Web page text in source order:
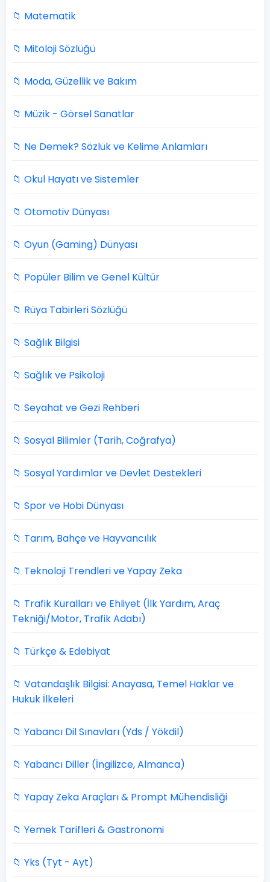
📁 Matematik
📁 Mitoloji Sözlüğü
📁 Moda, Güzellik ve Bakım
📁 Müzik - Görsel Sanatlar
📁 Ne Demek? Sözlük ve Kelime Anlamları
📁 Okul Hayatı ve Sistemler
📁 Otomotiv Dünyası
📁 Oyun (Gaming) Dünyası
📁 Popüler Bilim ve Genel Kültür
📁 Rüya Tabirleri Sözlüğü
📁 Sağlık Bilgisi
📁 Sağlık ve Psikoloji
📁 Seyahat ve Gezi Rehberi
📁 Sosyal Bilimler (Tarih, Coğrafya)
📁 Sosyal Yardımlar ve Devlet Destekleri
📁 Spor ve Hobi Dünyası
📁 Tarım, Bahçe ve Hayvancılık
📁 Teknoloji Trendleri ve Yapay Zeka
📁 Trafik Kuralları ve Ehliyet (İlk Yardım, Araç
Tekniği/Motor, Trafik Adabı)
📁 Türkçe & Edebiyat
📁 Vatandaşlık Bilgisi: Anayasa, Temel Haklar ve
Hukuk İlkeleri
📁 Yabancı Dil Sınavları (Yds / Yökdil)
📁 Yabancı Diller (İngilizce, Almanca)
📁 Yapay Zeka Araçları & Prompt Mühendisliği
📁 Yemek Tarifleri & Gastronomi
📁 Yks (Tyt - Ayt)